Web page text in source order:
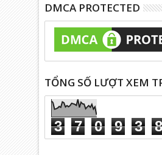
DMCA PROTECTED
TỔNG SỐ LƯỢT XEM
3 7 0 9 3 8